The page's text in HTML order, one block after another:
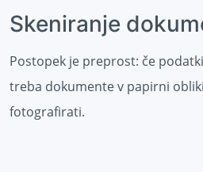
Skeniranje
Postopek je preprost: če
treba dokumente v papirni
fotografirati.